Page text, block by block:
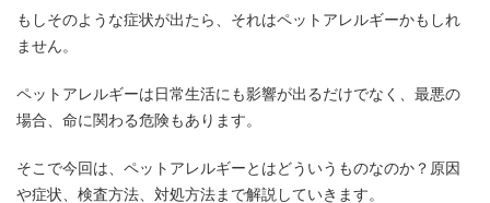
もしそのような症状が出たら、それはペットアレルギーかもしれ
ません。
ペットアレルギーは日常生活にも影響が出るだけでなく、最悪の
場合、命に関わる危険もあります。
そこで今回は、ペットアレルギーとはどういうものなのか？原因
や症状、検査方法、対処方法まで解説していきます。